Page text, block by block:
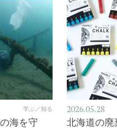
学ぶ／知る
海を守
2026.05.28
北海道の廃